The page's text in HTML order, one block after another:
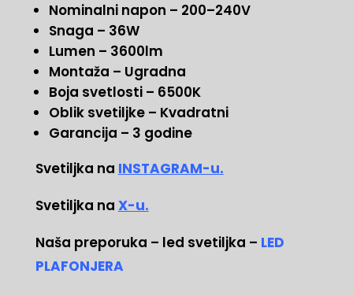
Nominalni napon – 200–240V
Snaga – 36W
Lumen – 3600lm
Montaža – Ugradna
Boja svetlosti – 6500K
Oblik svetiljke – Kvadratni
Garancija – 3 godine
Svetiljka na INSTAGRAM-u.
Svetiljka na X-u.
Naša preporuka – led svetiljka – LED
PLAFONJERA